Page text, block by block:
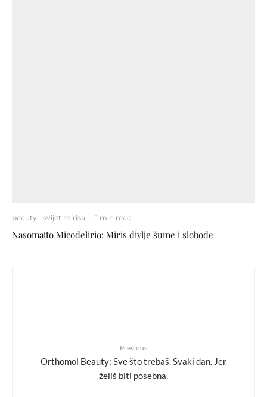
beauty svijet mirisa · 1 min read
Nasomatto Micodelirio: Miris divlje šume i slobode
Previous
Orthomol Beauty: Sve što trebaš. Svaki dan. Jer
želiš biti posebna.